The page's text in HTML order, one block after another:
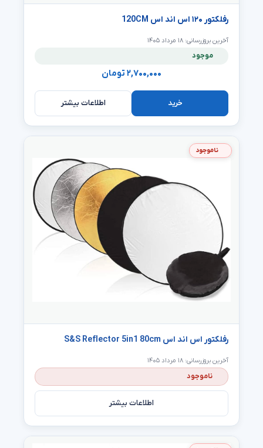
رفلکتور ۱۲۰ اس اند اس 120CM
آخرین بروزرسانی: ۱۸ مرداد ۱۴۰۵
موجود
۲,۷۰۰,۰۰۰ تومان
خرید اطلاعات بیشتر
ناموجود
رفلکتور اس اند اس S&S Reflector 5in1 80cm
آخرین بروزرسانی: ۱۸ مرداد ۱۴۰۵
ناموجود
اطلاعات بیشتر